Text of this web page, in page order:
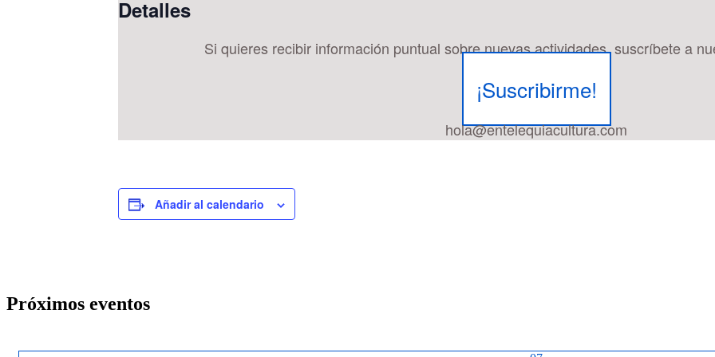
Detalles
Si quieres recibir información puntual sobre nuevas actividades, suscríbete a
¡Suscribirme!
hola@entelequiacultura.com
Añadir al calendario
Próximos eventos